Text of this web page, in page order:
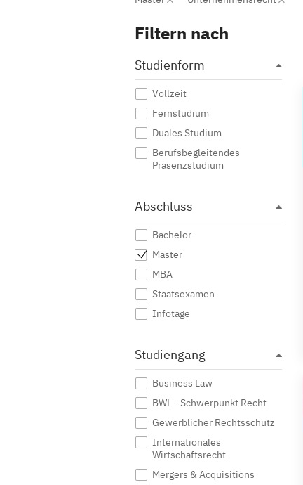
Filtern nach
Studienform
Vollzeit
Fernstudium
Duales Studium
Berufsbegleitendes
Präsenzstudium
Abschluss
Bachelor
Master
MBA
Staatsexamen
Infotage
Studiengang
Business Law
BWL - Schwerpunkt Recht
Gewerblicher Rechtsschutz
Internationales
Wirtschaftsrecht
Mergers & Acquisitions